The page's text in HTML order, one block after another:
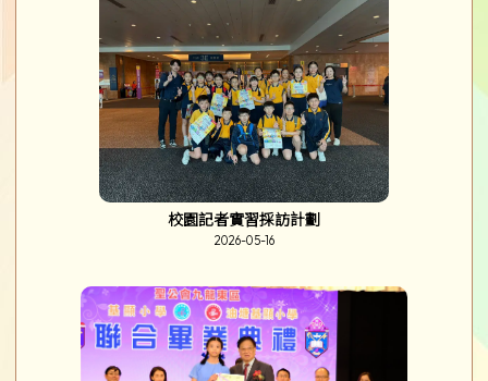
校園記者實習採訪計劃
2026-05-16